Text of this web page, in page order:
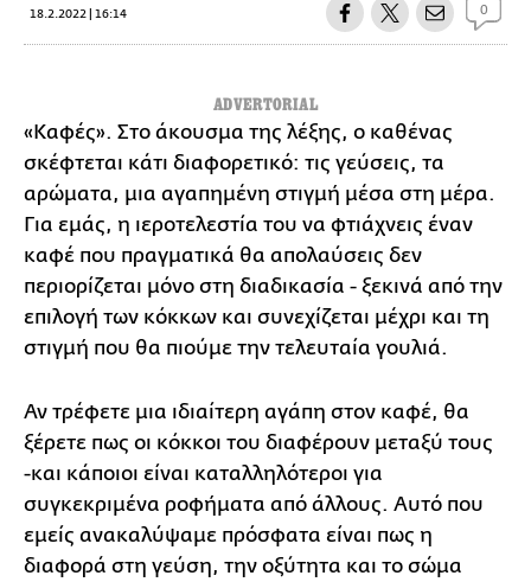
18.2.2022 | 16:14 0
ADVERTORIAL
«Καφές». Στο άκουσμα της λέξης, ο καθένας
σκέφτεται κάτι διαφορετικό: τις γεύσεις, τα
αρώματα, μια αγαπημένη στιγμή μέσα στη μέρα.
Για εμάς, η ιεροτελεστία του να φτιάχνεις έναν
καφέ που πραγματικά θα απολαύσεις δεν
περιορίζεται μόνο στη διαδικασία - ξεκινά από την
επιλογή των κόκκων και συνεχίζεται μέχρι και τη
στιγμή που θα πιούμε την τελευταία γουλιά.
Αν τρέφετε μια ιδιαίτερη αγάπη στον καφέ, θα
ξέρετε πως οι κόκκοι του διαφέρουν μεταξύ τους
-και κάποιοι είναι καταλληλότεροι για
συγκεκριμένα ροφήματα από άλλους. Αυτό που
εμείς ανακαλύψαμε πρόσφατα είναι πως η
διαφορά στη γεύση, την οξύτητα και το σώμα